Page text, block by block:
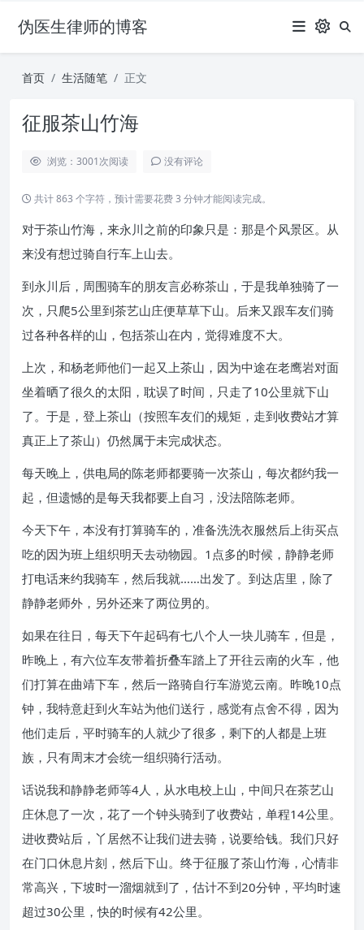
伪医生律师的博客
首页 生活随笔 正文
征服茶山竹海
浏览：3001次阅读 没有评论
共计 863 个字符，预计需要花费 3 分钟才能阅读完成。
对于茶山竹海，来永川之前的印象只是：那是个风景区。从
来没有想过骑自行车上山去。
到永川后，周围骑车的朋友言必称茶山，于是我单独骑了一
次，只爬5公里到茶艺山庄便草草下山。后来又跟车友们骑
过各种各样的山，包括茶山在内，觉得难度不大。
上次，和杨老师他们一起又上茶山，因为中途在老鹰岩对面
坐着晒了很久的太阳，耽误了时间，只走了10公里就下山
了。于是，登上茶山（按照车友们的规矩，走到收费站才算
真正上了茶山）仍然属于未完成状态。
每天晚上，供电局的陈老师都要骑一次茶山，每次都约我一
起，但遗憾的是每天我都要上自习，没法陪陈老师。
今天下午，本没有打算骑车的，准备洗洗衣服然后上街买点
吃的因为班上组织明天去动物园。1点多的时候，静静老师
打电话来约我骑车，然后我就……出发了。到达店里，除了
静静老师外，另外还来了两位男的。
如果在往日，每天下午起码有七八个人一块儿骑车，但是，
昨晚上，有六位车友带着折叠车踏上了开往云南的火车，他
们打算在曲靖下车，然后一路骑自行车游览云南。昨晚10点
钟，我特意赶到火车站为他们送行，感觉有点舍不得，因为
他们走后，平时骑车的人就少了很多，剩下的人都是上班
族，只有周末才会统一组织骑行活动。
话说我和静静老师等4人，从水电校上山，中间只在茶艺山
庄休息了一次，花了一个钟头骑到了收费站，单程14公里。
进收费站后，丫居然不让我们进去骑，说要给钱。我们只好
在门口休息片刻，然后下山。终于征服了茶山竹海，心情非
常高兴，下坡时一溜烟就到了，估计不到20分钟，平均时速
超过30公里，快的时候有42公里。